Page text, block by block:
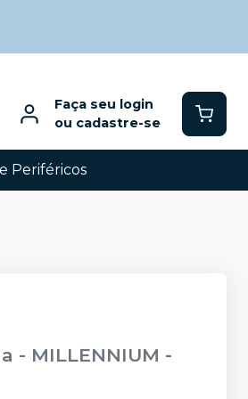
Faça seu login
ou cadastre-se
Periféricos
- MILLENNIUM -